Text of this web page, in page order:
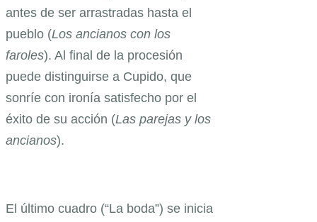
antes de ser arrastradas hasta el
pueblo (Los ancianos con los
faroles). Al final de la procesión
puede distinguirse a Cupido, que
sonríe con ironía satisfecho por el
éxito de su acción (Las parejas y los
ancianos).
El último cuadro (“La boda”) se inicia